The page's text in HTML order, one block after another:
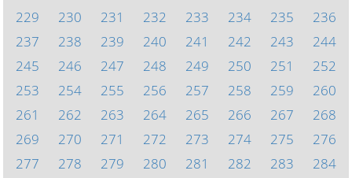
229
230 231 232 233 234 235
236
237
238 239 240 241 242 243
244
245
246 247 248 249 250 251
252
253
254 255 256 257 258 259
260
261
262 263 264 265 266 267
268
269
270 271 272 273 274 275
276
277
278 279 280 281 282 283
284